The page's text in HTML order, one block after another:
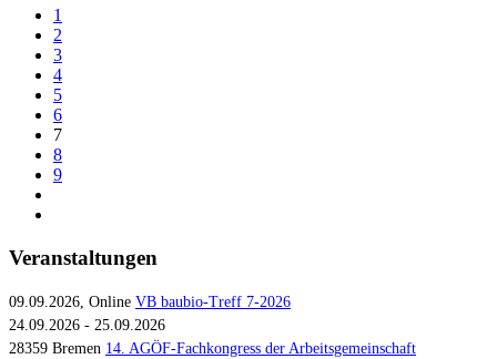
1
2
3
4
5
6
7
8
9
Veranstaltungen
09.09.2026, Online VB baubio-Treff 7-2026
24.09.2026 - 25.09.2026
28359 Bremen 14. AGÖF-Fachkongress der Arbeitsgemeinschaft